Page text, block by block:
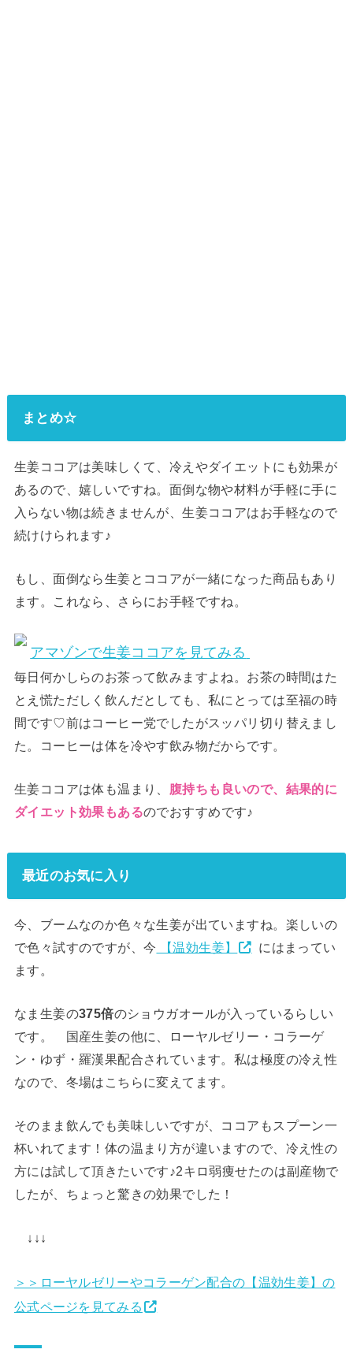
まとめ☆
生姜ココアは美味しくて、冷えやダイエットにも効果が
あるので、嬉しいですね。面倒な物や材料が手軽に手に
入らない物は続きませんが、生姜ココアはお手軽なので
続けけられます♪
もし、面倒なら生姜とココアが一緒になった商品もあり
ます。これなら、さらにお手軽ですね。
アマゾンで生姜ココアを見てみる
毎日何かしらのお茶って飲みますよね。お茶の時間はた
とえ慌ただしく飲んだとしても、私にとっては至福の時
間です♡前はコーヒー党でしたがスッパリ切り替えまし
た。コーヒーは体を冷やす飲み物だからです。
生姜ココアは体も温まり、 腹持ちも良いので、結果的に
ダイエット効果もあるのでおすすめです♪
最近のお気に入り
今、ブームなのか色々な生姜が出ていますね。楽しいの
で色々試すのですが、今 【温効生姜】
にはまってい
ます。
なま生姜の375倍のショウガオールが入っているらしい
です。 国産生姜の他に、ローヤルゼリー・コラーゲ
ン・ゆず・羅漢果配合されています。私は極度の冷え性
なので、冬場はこちらに変えてます。
そのまま飲んでも美味しいですが、ココアもスプーン一
杯いれてます！体の温まり方が違いますので、冷え性の
方には試して頂きたいです♪2キロ弱痩せたのは副産物で
したが、ちょっと驚きの効果でした！
↓↓↓
＞＞ローヤルゼリーやコラーゲン配合の【温効生姜】の
公式ページを見てみる